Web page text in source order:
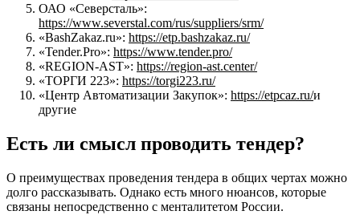
ОАО «Северсталь»:
https://www.severstal.com/rus/suppliers/srm/
«BashZakaz.ru»: https://etp.bashzakaz.ru/
«Tender.Pro»: https://www.tender.pro/
«REGION-AST»: https://region-ast.center/
«ТОРГИ 223»: https://torgi223.ru/
«Центр Автоматизации Закупок»: https://etpcaz.ru/и
другие
Есть ли смысл проводить тендер?
О преимуществах проведения тендера в общих чертах можно
долго рассказывать. Однако есть много нюансов, которые
связаны непосредственно с менталитетом России.